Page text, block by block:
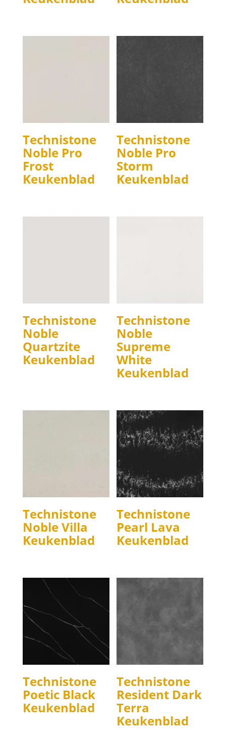
Technistone
Noble Pro
Frost
Keukenblad
Technistone
Noble Pro
Storm
Keukenblad
Technistone
Noble
Quartzite
Keukenblad
Technistone
Noble
Supreme
White
Keukenblad
Technistone
Noble Villa
Keukenblad
Technistone
Pearl Lava
Keukenblad
Technistone
Poetic Black
Keukenblad
Technistone
Resident Dark
Terra
Keukenblad